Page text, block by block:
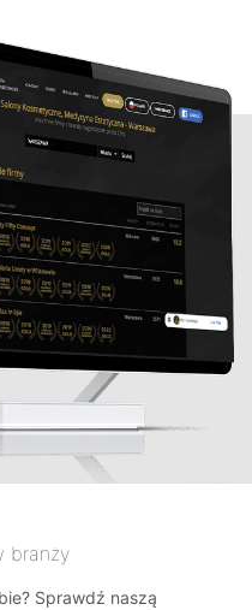
branży
Sprawdź naszą